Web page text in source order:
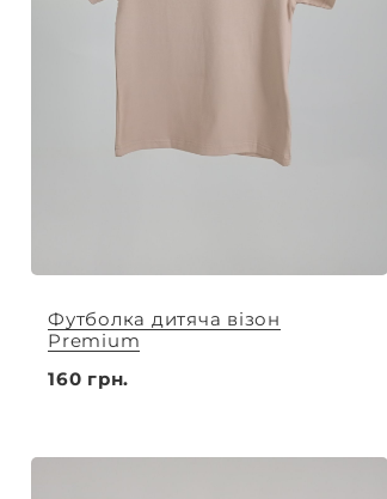
Футболка дитяча візон
Premium
160 грн.